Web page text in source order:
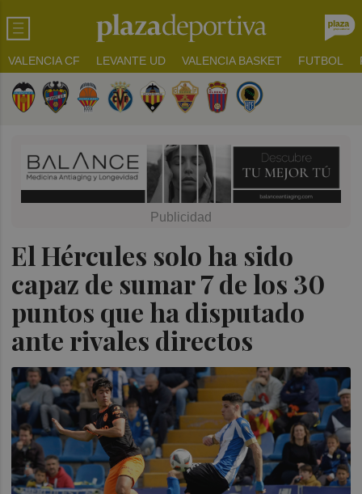
VALENCIA CF LEVANTE UD VALENCIA BASKET FUTBOL
El Hércules solo ha sido
capaz de sumar 7 de los 30
puntos que ha disputado
ante rivales directos